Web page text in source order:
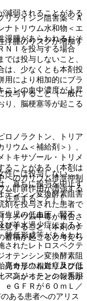
弱されることがある
腫のリスクが増加す
投与すること（一般に
り、脳梗塞等が起こる
性には投与しないこ
、直ちに投与を中止す
テンシン変換酵素阻害
剤を投与された患者で
生児の低血圧、腎不
び羊水過少症によると
肺低形成等があらわれ
されたレトロスペクテ
オテンシン変換酵素阻
児奇形の相対リスクは
べ高かったとの報告が
ライシン阻害薬＜Ａ
ナトリウム水和物＜エ
浮腫があらわれるおそ
ＮＩを投与する場合
は投与しないこと、
は、少なくとも本剤投
用により相加的にブラ
ニンの血中濃度が上昇
ノラクトン、トリア
ウム＜補給剤＞）、
トキサゾール・トリメ
ることがある（本剤は
へのカリウム排泄抑制
ム貯留作用が増強する
注意すること）］。
チウム中毒が報告さ
意すること（本剤のナ
蓄積が起こると考えら
カリウム血症及び低
アンジオテンシン系阻
ｅＧＦＲが６０ｍＬ／
ある患者へのアリス